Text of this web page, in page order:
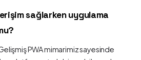
sağlarken uygulama
PWA mimarimiz sayesinde